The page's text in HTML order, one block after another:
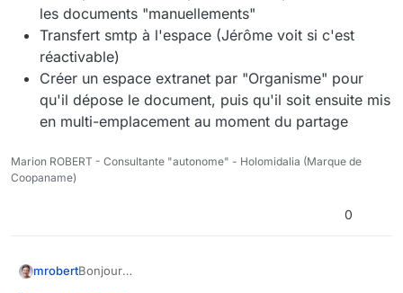
les documents "manuellements"
Transfert smtp à l'espace (Jérôme voit si c'est
réactivable)
Créer un espace extranet par "Organisme" pour
qu'il dépose le document, puis qu'il soit ensuite mis
en multi-emplacement au moment du partage
Marion ROBERT - Consultante "autonome" - Holomidalia (Marque de
Coopaname)
0
mrobertBonjour